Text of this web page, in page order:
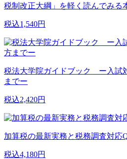
税制改正大綱」を軽く読んでみる
税込1,540円
税法大学院ガイドブック ー入試
までー
税込2,420円
加算税の最新実務と税務調査対応
税込4,180円